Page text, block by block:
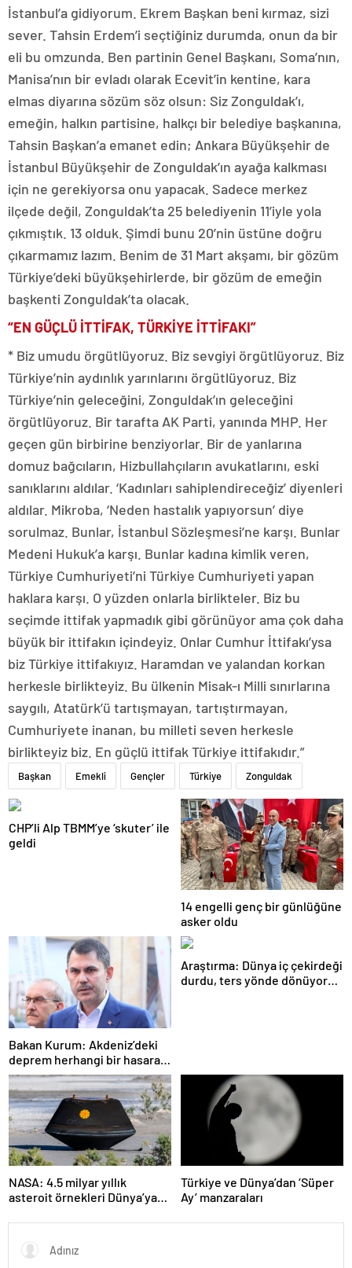
İstanbul’a gidiyorum. Ekrem Başkan beni kırmaz, sizi
sever. Tahsin Erdem’i seçtiğiniz durumda, onun da bir
eli bu omzunda. Ben partinin Genel Başkanı, Soma’nın,
Manisa’nın bir evladı olarak Ecevit’in kentine, kara
elmas diyarına sözüm söz olsun: Siz Zonguldak’ı,
emeğin, halkın partisine, halkçı bir belediye başkanına,
Tahsin Başkan’a emanet edin; Ankara Büyükşehir de
İstanbul Büyükşehir de Zonguldak’ın ayağa kalkması
için ne gerekiyorsa onu yapacak. Sadece merkez
ilçede değil, Zonguldak’ta 25 belediyenin 11’iyle yola
çıkmıştık. 13 olduk. Şimdi bunu 20’nin üstüne doğru
çıkarmamız lazım. Benim de 31 Mart akşamı, bir gözüm
Türkiye’deki büyükşehirlerde, bir gözüm de emeğin
başkenti Zonguldak’ta olacak.
“EN GÜÇLÜ İTTİFAK, TÜRKİYE İTTİFAKI”
* Biz umudu örgütlüyoruz. Biz sevgiyi örgütlüyoruz. Biz
Türkiye’nin aydınlık yarınlarını örgütlüyoruz. Biz
Türkiye’nin geleceğini, Zonguldak’ın geleceğini
örgütlüyoruz. Bir tarafta AK Parti, yanında MHP. Her
geçen gün birbirine benziyorlar. Bir de yanlarına
domuz bağcıların, Hizbullahçıların avukatlarını, eski
sanıklarını aldılar. ‘Kadınları sahiplendireceğiz’ diyenleri
aldılar. Mikroba, ‘Neden hastalık yapıyorsun’ diye
sorulmaz. Bunlar, İstanbul Sözleşmesi’ne karşı. Bunlar
Medeni Hukuk’a karşı. Bunlar kadına kimlik veren,
Türkiye Cumhuriyeti’ni Türkiye Cumhuriyeti yapan
haklara karşı. O yüzden onlarla birlikteler. Biz bu
seçimde ittifak yapmadık gibi görünüyor ama çok daha
büyük bir ittifakın içindeyiz. Onlar Cumhur İttifakı’ysa
biz Türkiye ittifakıyız. Haramdan ve yalandan korkan
herkesle birlikteyiz. Bu ülkenin Misak-ı Milli sınırlarına
saygılı, Atatürk’ü tartışmayan, tartıştırmayan,
Cumhuriyete inanan, bu milleti seven herkesle
birlikteyiz biz. En güçlü ittifak Türkiye ittifakıdır.”
Başkan Emekli Gençler Türkiye Zonguldak
CHP’li Alp TBMM’ye ‘skuter’ ile
geldi
14 engelli genç bir günlüğüne
asker oldu
Bakan Kurum: Akdeniz’deki
deprem herhangi bir hasara
neden olmadı
Araştırma: Dünya iç çekirdeği
durdu, ters yönde dönüyor
NASA: 4.5 milyar yıllık
asteroit örnekleri Dünya’ya
başlangıcına ışık tutabilir
Türkiye ve Dünya’dan ‘Süper
Ay’ manzaraları